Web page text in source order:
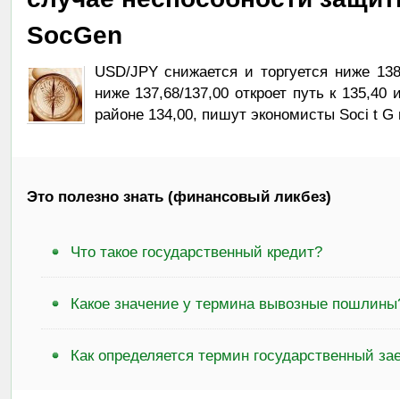
SocGen
USD/JPY снижается и торгуется ниже
ниже 137,68/137,00 откроет путь к
районе 134,00, пишут экономисты Soci t G
Это полезно знать (финансовый ликбез)
Что такое государственный кредит?
Какое значение у термина вывозные
Как определяется термин государственный